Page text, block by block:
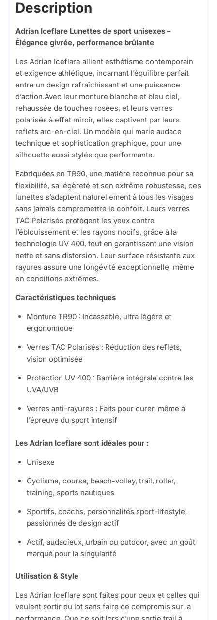
Description
Adrian Iceflare Lunettes de sport unisexes –
Élégance givrée, performance brûlante
Les Adrian Iceflare allient esthétisme contemporain
et exigence athlétique, incarnant l’équilibre parfait
entre un design rafraîchissant et une puissance
d’action.Avec leur monture blanche et bleu ciel,
rehaussée de touches rosées, et leurs verres
polarisés à effet miroir, elles captivent par leurs
reflets arc-en-ciel. Un modèle qui marie audace
technique et sophistication graphique, pour une
silhouette aussi stylée que performante.
Fabriquées en TR90, une matière reconnue pour sa
flexibilité, sa légèreté et son extrême robustesse, ces
lunettes s’adaptent naturellement à tous les visages
sans jamais compromettre le confort. Leurs verres
TAC Polarisés protègent les yeux contre
l’éblouissement et les rayons nocifs, grâce à la
technologie UV 400, tout en garantissant une vision
nette et sans distorsion. Leur surface résistante aux
rayures assure une longévité exceptionnelle, même
en conditions extrêmes.
Caractéristiques techniques
Monture TR90 : Incassable, ultra légère et
ergonomique
Verres TAC Polarisés : Réduction des reflets,
vision optimisée
Protection UV 400 : Barrière intégrale contre les
UVA/UVB
Verres anti-rayures : Faits pour durer, même à
l’épreuve du sport intensif
Les Adrian Iceflare sont idéales pour :
Unisexe
Cyclisme, course, beach-volley, trail, roller,
training, sports nautiques
Sportifs, coachs, personnalités sport-lifestyle,
passionnés de design actif
Actif, audacieux, urbain ou outdoor, avec un goût
marqué pour la singularité
Utilisation & Style
Les Adrian Iceflare sont faites pour ceux et celles qui
veulent sortir du lot sans faire de compromis sur la